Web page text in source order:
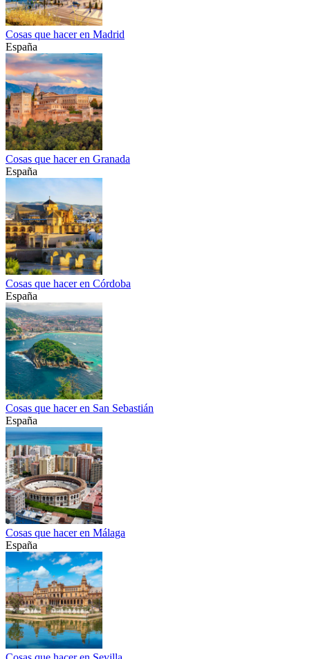
Cosas que hacer en Madrid
España
Cosas que hacer en Granada
España
Cosas que hacer en Córdoba
España
Cosas que hacer en San Sebastián
España
Cosas que hacer en Málaga
España